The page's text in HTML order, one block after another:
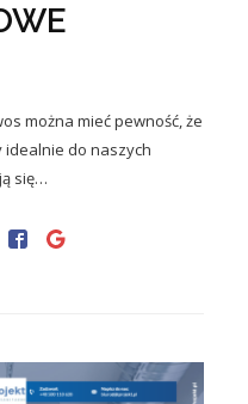
można mieć pewność, że
do naszych
się…